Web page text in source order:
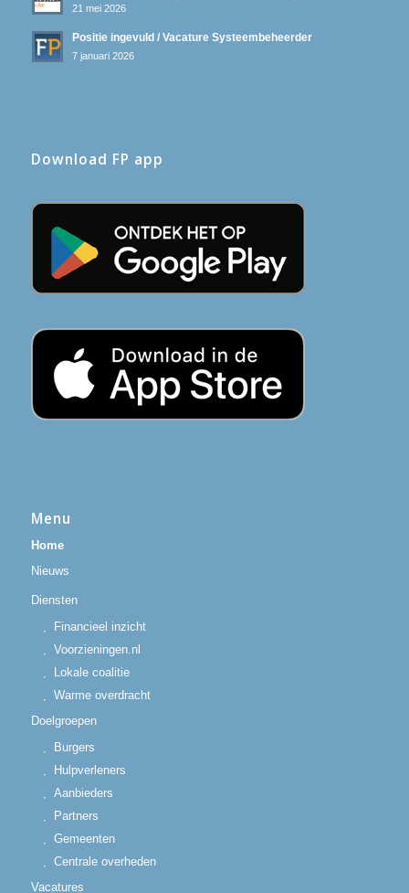
21 mei 2026
Positie ingevuld / Vacature Systeembeheerder
7 januari 2026
Download FP app
Menu
Home
Nieuws
Diensten
Financieel inzicht
Voorzieningen.nl
Lokale coalitie
Warme overdracht
Doelgroepen
Burgers
Hulpverleners
Aanbieders
Partners
Gemeenten
Centrale overheden
Vacatures